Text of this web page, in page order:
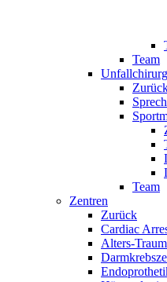
Team
Team
Zentren
Zurück
Cardiac
Alters-